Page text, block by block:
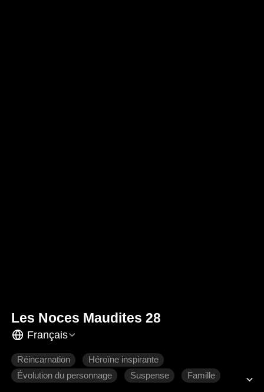
Les Noces Maudites 28
Français
Réincarnation
Héroïne inspirante
Évolution du personnage
Suspense Famille